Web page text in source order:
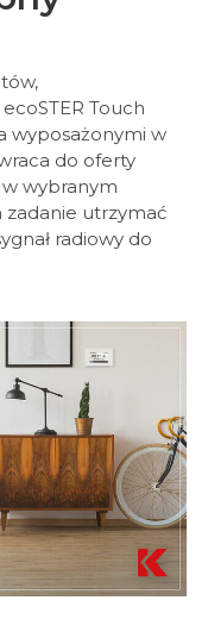
Touch
wyposażonymi w
do oferty
wybranym
zadanie utrzymać
radiowy do